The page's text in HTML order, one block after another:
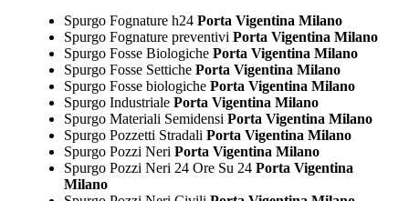
Spurgo Fognature h24Porta Vigentina Milano
Spurgo Fognature preventivi Porta Vigentina Milano
Spurgo Fosse BiologichePorta Vigentina Milano
Spurgo Fosse SettichePorta Vigentina Milano
Spurgo Fosse biologichePorta Vigentina Milano
Spurgo IndustrialePorta Vigentina Milano
Spurgo Materiali Semidensi Porta Vigentina Milano
Spurgo Pozzetti Stradali Porta Vigentina Milano
Spurgo Pozzi Neri Porta Vigentina Milano
Spurgo Pozzi Neri 24 Ore Su 24Porta Vigentina
Milano